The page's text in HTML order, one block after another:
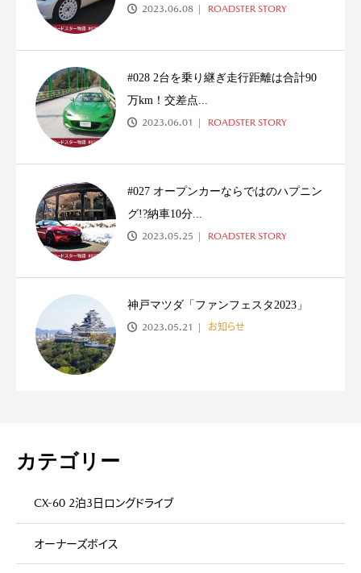
2023.06.08 ROADSTER STORY
#028 2台を乗り継ぎ走行距離は合計90
万km！交差点...
2023.06.01 ROADSTER STORY
#027 オープンカーならではのハプニン
グ!?納車10分...
2023.05.25 ROADSTER STORY
神戸マツダ「ファンフェスタ2023」
2023.05.21 お知らせ
カテゴリー
CX-60 2泊3日ロングドライブ
オーナーズボイス